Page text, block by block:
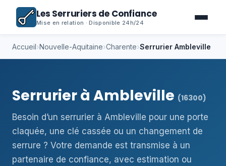
Les Serruriers de Confiance
Mise en relation · Disponible 24h/24
Accueil›Nouvelle-Aquitaine›Charente›Serrurier Ambleville
Serrurier à Ambleville (16300)
Besoin d’un serrurier à Ambleville pour une porte
claquée, une clé cassée ou un changement de
serrure ? Votre demande est transmise à un
partenaire de confiance, avec estimation ou